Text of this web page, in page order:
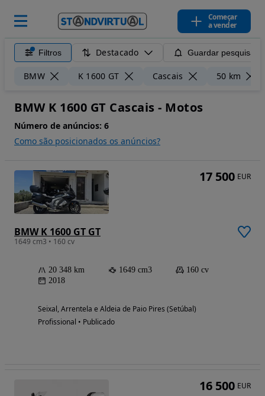
Começar
a vender
Filtros Destacado Guardar pesquisa
BMW K 1600 GT Cascais 50 km
BMW K 1600 GT Cascais - Motos
Número de anúncios: 6
Como são posicionados os anúncios?
BMW K 1600 GT GT
1649 cm3 • 160 cv
20 348 km 1649 cm3
160 cv
2018
Seixal, Arrentela e Aldeia de Paio Pires (Setúbal)
Profissional • Publicado
17 500 EUR
16 500 EUR